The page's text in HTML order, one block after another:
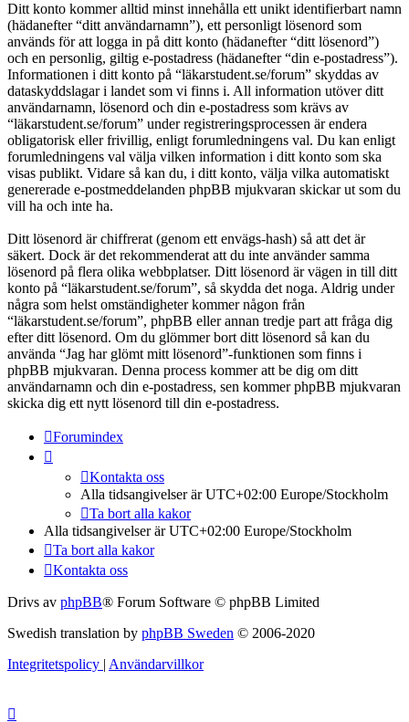
Ditt konto kommer alltid minst innehålla ett unikt identifierbart namn
(hädanefter “ditt användarnamn”), ett personligt lösenord som
används för att logga in på ditt konto (hädanefter “ditt lösenord”)
och en personlig, giltig e-postadress (hädanefter “din e-postadress”).
Informationen i ditt konto på “läkarstudent.se/forum” skyddas av
dataskyddslagar i landet som vi finns i. All information utöver ditt
användarnamn, lösenord och din e-postadress som krävs av
“läkarstudent.se/forum” under registreringsprocessen är endera
obligatorisk eller frivillig, enligt forumledningens val. Du kan enligt
forumledningens val välja vilken information i ditt konto som ska
visas publikt. Vidare så kan du, i ditt konto, välja vilka automatiskt
genererade e-postmeddelanden phpBB mjukvaran skickar ut som du
vill ha och inte ha.
Ditt lösenord är chiffrerat (genom ett envägs-hash) så att det är
säkert. Dock är det rekommenderat att du inte använder samma
lösenord på flera olika webbplatser. Ditt lösenord är vägen in till ditt
konto på “läkarstudent.se/forum”, så skydda det noga. Aldrig under
några som helst omständigheter kommer någon från
“läkarstudent.se/forum”, phpBB eller annan tredje part att fråga dig
efter ditt lösenord. Om du glömmer bort ditt lösenord så kan du
använda “Jag har glömt mitt lösenord”-funktionen som finns i
phpBB mjukvaran. Denna process kommer att be dig om ditt
användarnamn och din e-postadress, sen kommer phpBB mjukvaran
skicka dig ett nytt lösenord till din e-postadress.
Forumindex
Kontakta oss
Alla tidsangivelser är UTC+02:00 Europe/Stockholm
Ta bort alla kakor
Alla tidsangivelser är UTC+02:00 Europe/Stockholm
Ta bort alla kakor
Kontakta oss
Drivs av phpBB® Forum Software © phpBB Limited
Swedish translation by phpBB Sweden © 2006-2020
Integritetspolicy | Användarvillkor